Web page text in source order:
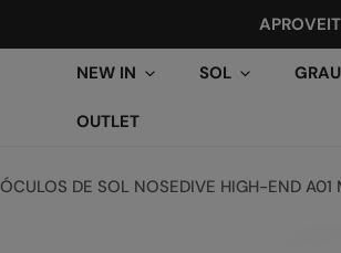
NEW IN
SOL GRAU
OUTLET
ÓCULOS DE SOL NOSEDIVE HIGH-END